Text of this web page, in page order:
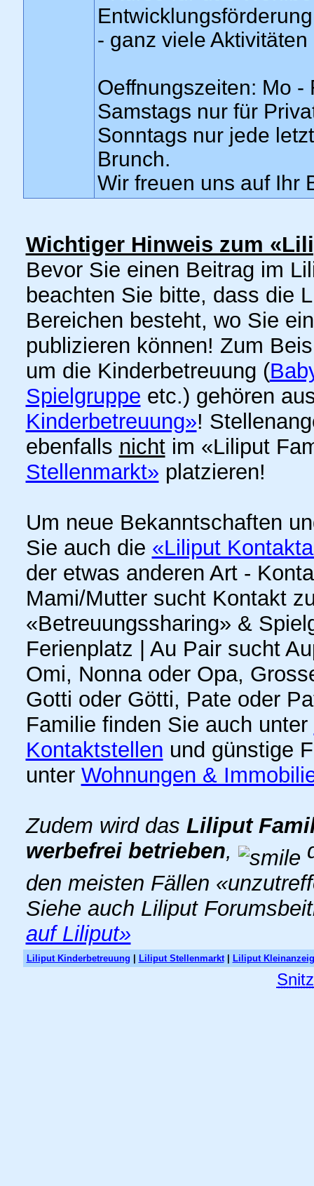
- ganz viele
Oeffnungszeiten: Mo -
Samstags nur für
Sonntags nur jede
Brunch.
Wir freuen uns auf Ihr
Wichtiger Hinweis zum
Bevor Sie einen Beitrag im
beachten Sie bitte, dass die
Bereichen besteht, wo Sie
publizieren können! Zum
um die Kinderbetreuung (
Spielgruppe etc.) gehören
Kinderbetreuung»!
ebenfalls nichtim «Liliput
Stellenmarkt» platzieren!
Um neue Bekanntschaften
Sie auch die «Liliput
der etwas anderen Art -
Mami/Mutter sucht Kontakt
«Betreuungssharing» &
Ferienplatz | Au Pair sucht
Omi, Nonna oder Opa,
Gotti oder Götti, Pate oder
Familie finden Sie auch unter
Kontaktstellen und günstige
unter Wohnungen &
Zudem wird das Liliput
werbefrei betrieben,
den meisten Fällen
Siehe auch Liliput
auf Liliput»
Liliput Kinderbetreuung Liliput Stellenmarkt| Liliput